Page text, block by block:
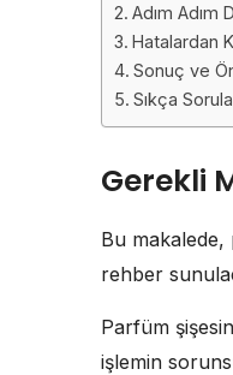
Adım Adım
Hatalardan
Sonuç ve
Sıkça
Gerekli
Bu makalede,
rehber
Parfüm
işlemin